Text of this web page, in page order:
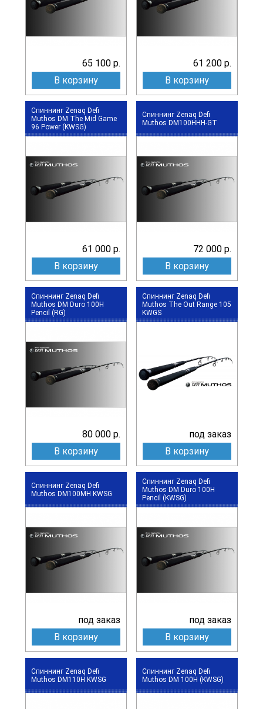
65 100 р.
В корзину
61 200 р.
В корзину
Спиннинг Zenaq Defi
Muthos DM The Mid Game
96 Power (KWSG)
61 000 р.
В корзину
Спиннинг Zenaq Defi
Muthos DM100HHH-GT
72 000 р.
В корзину
Спиннинг Zenaq Defi
Muthos DM Duro 100H
Pencil (RG)
80 000 р.
В корзину
Спиннинг Zenaq Defi
Muthos The Out Range 105
KWGS
под заказ
В корзину
Спиннинг Zenaq Defi
Muthos DM100MH KWSG
под заказ
В корзину
Спиннинг Zenaq Defi
Muthos DM Duro 100H
Pencil (KWSG)
под заказ
В корзину
Спиннинг Zenaq Defi
Muthos DM110H KWSG
Спиннинг Zenaq Defi
Muthos DM 100H (KWSG)